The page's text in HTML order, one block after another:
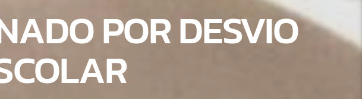
POR DESVIO